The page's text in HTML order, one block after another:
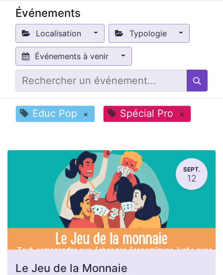
Événements
Localisation Typologie
Événements à venir
Educ Pop × Spécial Pro ×
SEPT.
12
Le Jeu de la Monnaie